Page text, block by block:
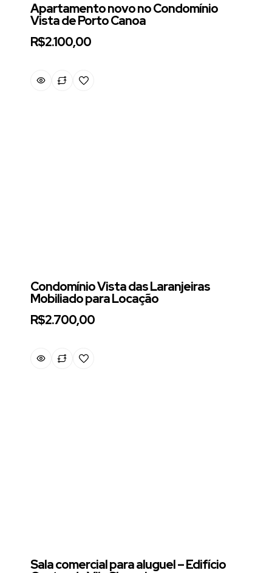
Apartamento novo no Condomínio
Vista de Porto Canoa
R$2.100,00
Condomínio Vista das Laranjeiras
Mobiliado para Locação
R$2.700,00
Sala comercial para aluguel – Edifício